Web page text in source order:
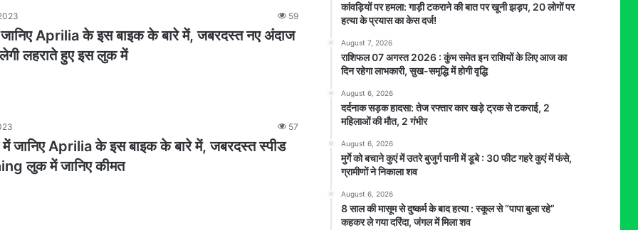
59
Aprilia के इस बाइक के बारे में, जबरदस्त नए अंदाज
लहराते हुए इस लुक में
57
जानिए Aprilia के इस बाइक के बारे में, जबरदस्त स्पीड
लुक में जानिए कीमत
कांवड़ियों पर हमला: गाड़ी टकराने की बात पर खूनी झड़प, 20 लोगों पर
हत्या के प्रयास का केस दर्ज!
August 7, 2026
राशिफल 07 अगस्त 2026 : कुंभ समेत इन राशियों के लिए आज का
दिन रहेगा लाभकारी, सुख-समृद्धि में होगी वृद्धि
August 6, 2026
दर्दनाक सड़क हादसा: तेज रफ्तार कार खड़े ट्रक से टकराई, 2
महिलाओं की मौत, 2 गंभीर
August 6, 2026
मुर्गे को बचाने कुएं में उतरे बुजुर्ग पानी में डूबे : 30 फीट गहरे कुएं में फंसे,
ग्रामीणों ने निकाला शव
August 6, 2026
8 साल की मासूम से दुष्कर्म के बाद हत्या : स्कूल से “पापा बुला रहे”
कहकर ले गया दरिंदा, जंगल में मिला शव